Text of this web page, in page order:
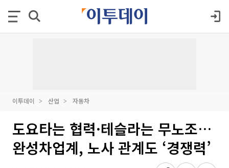
이투데이 산업 자동차
도요타는 협력·테슬라는 무노조…
완성차업계, 노사 관계도 ‘경쟁력’